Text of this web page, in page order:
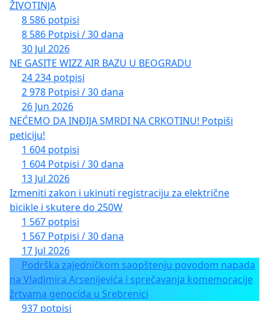
ŽIVOTINJA
8 586 potpisi
8 586 Potpisi / 30 dana
30 Jul 2026
NE GASITE WIZZ AIR BAZU U BEOGRADU
24 234 potpisi
2 978 Potpisi / 30 dana
26 Jun 2026
NEĆEMO DA INĐIJA SMRDI NA CRKOTINU! Potpiši
peticiju!
1 604 potpisi
1 604 Potpisi / 30 dana
13 Jul 2026
Izmeniti zakon i ukinuti registraciju za električne
bicikle i skutere do 250W
1 567 potpisi
1 567 Potpisi / 30 dana
17 Jul 2026
Podrška zajedničkom saopštenju povodom napada
na Vladimira Arsenijevića i sprečavanja komemoracije
žrtvama genocida u Srebrenici
937 potpisi